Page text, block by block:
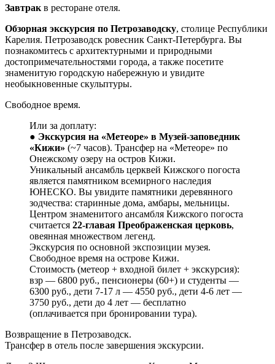
Завтрак в ресторане отеля.
Обзорная экскурсия по Петрозаводску, столице Республики
Карелия. Петрозаводск ровесник Санкт-Петербурга. Вы
познакомитесь с архитектурными и природными
достопримечательностями города, а также посетите
знаменитую городскую набережную и увидите
необыкновенные скульптуры.
Свободное время.
Или за доплату:
● Экскурсия на «Метеоре» в Музей-заповедник
«Кижи» (~7 часов). Трансфер на «Метеоре» по
Онежскому озеру на остров Кижи.
Уникальный ансамбль церквей Кижского погоста
является памятником всемирного наследия
ЮНЕСКО. Вы увидите памятники деревянного
зодчества: старинные дома, амбары, мельницы.
Центром знаменитого ансамбля Кижского погоста
считается 22-главая Преображенская церковь,
овеянная множеством легенд.
Экскурсия по основной экспозиции музея.
Свободное время на острове Кижи.
Стоимость (метеор + входной билет + экскурсия):
взр — 6800 руб., пенсионеры (60+) и студенты —
6300 руб., дети 7-17 л — 4550 руб., дети 4-6 лет —
3750 руб., дети до 4 лет — бесплатно
(оплачивается при бронировании тура).
Возвращение в Петрозаводск.
Трансфер в отель после завершения экскурсии.